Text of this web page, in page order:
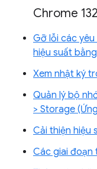
Chrome 132
Gỡ lỗi các
hiệu suất
Xem nhật ký
Quản lý bộ
> Storage
Cải thiện hiệu
Các giai